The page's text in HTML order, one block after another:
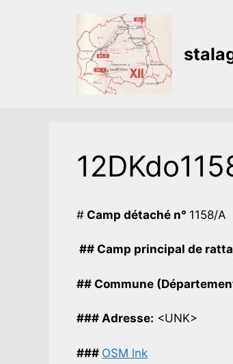
# Camp détaché n° 1158/A
## Camp principal de
## Commune
### Adresse: <UNK>
### OSM lnk